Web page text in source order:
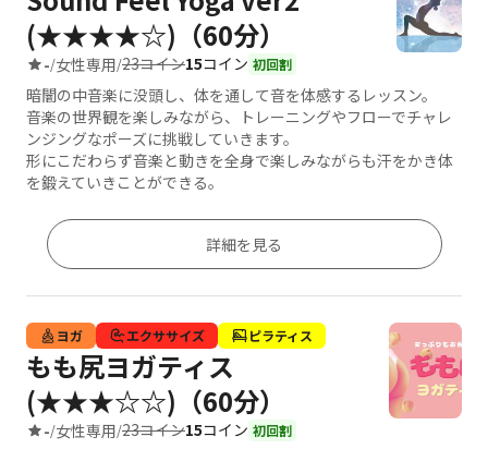
(★★★★☆)（60分）
-/女性専用/23コイン15コイン 初回割
暗闇の中音楽に没頭し、体を通して音を体感するレッスン。
音楽の世界観を楽しみながら、トレーニングやフローでチャレ
ンジングなポーズに挑戦していきます。
形にこだわらず音楽と動きを全身で楽しみながらも汗をかき体
を鍛えていきことができる。
詳細を見る
ヨガ エクササイズ ピラティス
もも尻ヨガティス
(★★★☆☆)（60分）
-/女性専用/23コイン15コイン 初回割